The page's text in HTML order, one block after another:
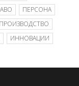
ПЕРСОНА
ПРОИЗВОДСТВО
ИННОВАЦИИ